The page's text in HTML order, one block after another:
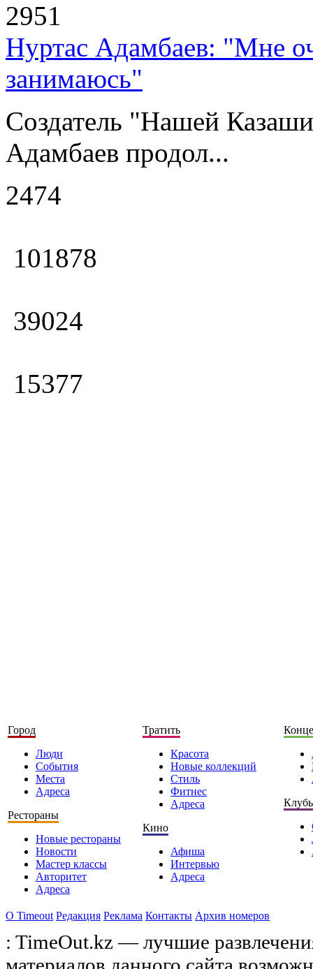
2951
Нуртас Адамбаев: "Мне
занимаюсь"
Создатель "Нашей
Адамбаев продол...
2474
101878
39024
15377
Город
Люди
События
Места
Адреса
Рестораны
Новые рестораны
Новости
Мастер классы
Авторитет
Адреса
Тратить
Красота
Новые коллекций
Стиль
Фитнес
Адреса
Кино
Афиша
Интервью
Адреса
О Timeоut Редакция Реклама Контакты Архив номеров
: TimeOut.kz — лучшие